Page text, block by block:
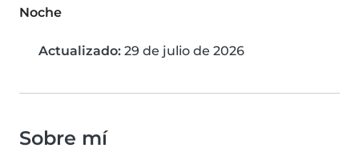
Noche
Actualizado: 29 de julio de 2026
Sobre mí